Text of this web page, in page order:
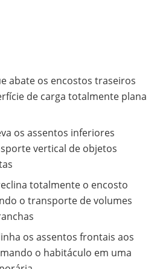
abate os encostos traseiros
de carga totalmente plana
os assentos inferiores
vertical de objetos
totalmente o encosto
o transporte de volumes
os assentos frontais aos
o habitáculo em uma